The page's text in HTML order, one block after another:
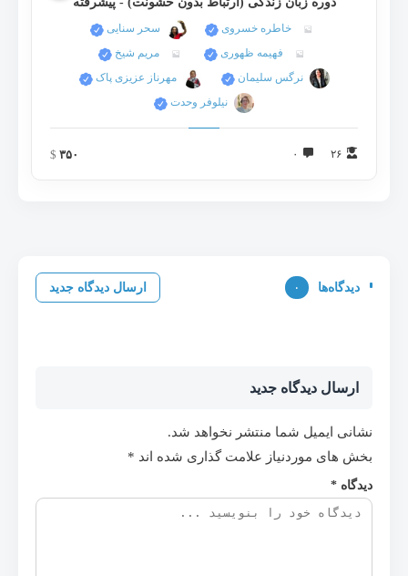
خاطره خسروی
سحر سنايی
فهیمه ظهوری
مریم شیخ
نرگس سلیمان
مهرناز عزیزی پاک
نيلوفر وحدت
۲۶ ۰ ۳۵۰ $
دیدگاه‌ها ۰ ارسال دیدگاه جدید
ارسال دیدگاه جدید
نشانی ایمیل شما منتشر نخواهد شد.
بخش های موردنیاز علامت گذاری شده اند *
دیدگاه *